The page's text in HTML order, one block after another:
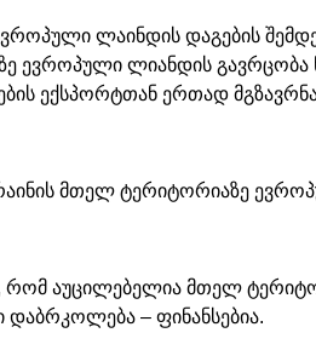
ლაინდის დაგების
ევროპული ლიანდის გავრცობა
ექსპორტთან ერთად
მთელ ტერიტორიაზე
რომ აუცილებელია მთელ
– ფინანსებია.